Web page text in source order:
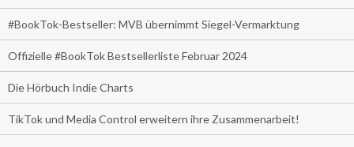
#BookTok-Bestseller: MVB übernimmt Siegel-Vermarktung
Offizielle #BookTok Bestsellerliste Februar 2024
Die Hörbuch Indie Charts
TikTok und Media Control erweitern ihre Zusammenarbeit!